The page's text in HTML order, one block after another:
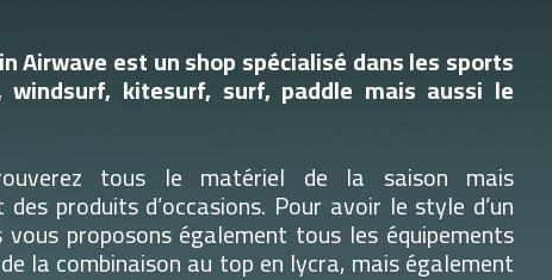
Airwave est un shop spécialisé dans les sports
windsurf, kitesurf, surf, paddle mais aussi le
tous le matériel de la saison mais
produits d’occasions. Pour avoir le style d’un
vous proposons également tous les équipements
la combinaison au top en lycra, mais également